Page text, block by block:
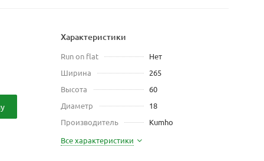
Характеристики
Run on flat
Нет
Ширина
265
Высота
60
Диаметр
18
Производитель
Kumho
Все характеристики